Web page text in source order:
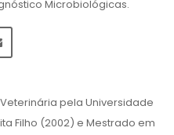
Microbiológicas.
pela Universidade
Filho (2002) e Mestrado em